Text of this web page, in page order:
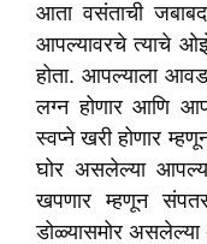
आता वसंताची
आपल्यावरचे त्याचे
होता. आपल्याला
लग्न होणार आणि
स्वप्ने खरी होणार
घोर असलेल्या
खपणार म्हणून
डोळ्यासमोर असलेल्या